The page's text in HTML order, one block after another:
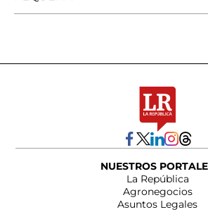
NUESTROS
La República
Agronegocios
Asuntos Legales